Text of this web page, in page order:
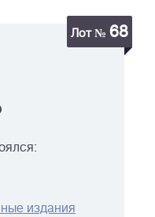
Лот № 68
издания